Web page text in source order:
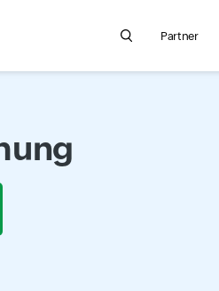
Search for
Partner